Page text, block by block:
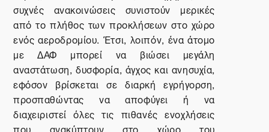
συχνές ανακοινώσεις συνιστούν μερικές
από το πλήθος των προκλήσεων στο χώρο
ενός αεροδρομίου. Έτσι, λοιπόν, ένα άτομο
με ΔΑΦ μπορεί να βιώσει μεγάλη
αναστάτωση, δυσφορία, άγχος και ανησυχία,
εφόσον βρίσκεται σε διαρκή εγρήγορση,
προσπαθώντας να αποφύγει ή να
διαχειριστεί όλες τις πιθανές ενοχλήσεις